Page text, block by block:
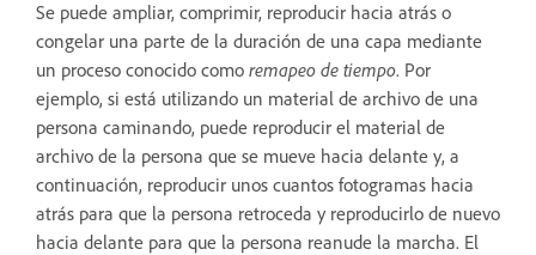
Se puede ampliar, comprimir, reproducir hacia atrás o
congelar una parte de la duración de una capa mediante
un proceso conocido como remapeo de tiempo. Por
ejemplo, si está utilizando un material de archivo de una
persona caminando, puede reproducir el material de
archivo de la persona que se mueve hacia delante y, a
continuación, reproducir unos cuantos fotogramas hacia
atrás para que la persona retroceda y reproducirlo de nuevo
hacia delante para que la persona reanude la marcha. El